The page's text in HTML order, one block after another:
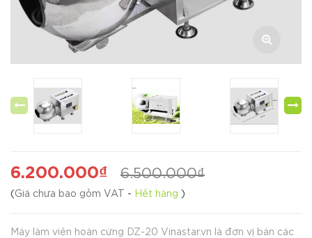
6.200.000₫ 6.500.000₫
( Giá chưa bao gồm VAT - Hết hàng )
Máy làm viên hoàn cứng DZ-20 Vinastar.vn là đơn vị bán các